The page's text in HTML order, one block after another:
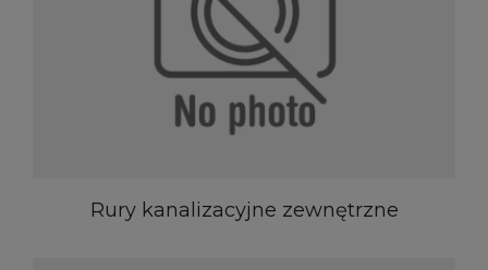
Rury kanalizacyjne zewnętrzne